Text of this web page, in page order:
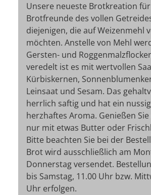
Unsere neueste Brotkreation
Brotfreunde des vollen
diejenigen, die auf Weizenmehl
möchten. Anstelle von Mehl
Gersten- und
veredelt ist es mit wertvollen
Kürbiskernen,
Leinsaat und Sesam. Das
herrlich saftig und hat ein
herzhaftes Aroma. Genießen
nur mit etwas Butter oder
Bitte beachten Sie bei der
Brot wird ausschließlich am
Donnerstag versendet.
bis Samstag, 11.00 Uhr bzw.
Uhr erfolgen.